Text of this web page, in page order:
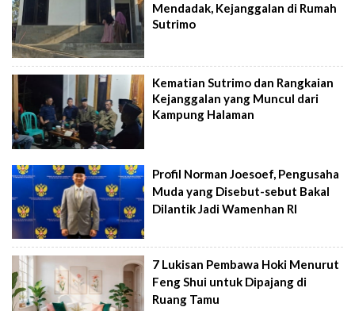
Mendadak, Kejanggalan di Rumah
Sutrimo
Kematian Sutrimo dan Rangkaian
Kejanggalan yang Muncul dari
Kampung Halaman
Profil Norman Joesoef, Pengusaha
Muda yang Disebut-sebut Bakal
Dilantik Jadi Wamenhan RI
7 Lukisan Pembawa Hoki Menurut
Feng Shui untuk Dipajang di
Ruang Tamu